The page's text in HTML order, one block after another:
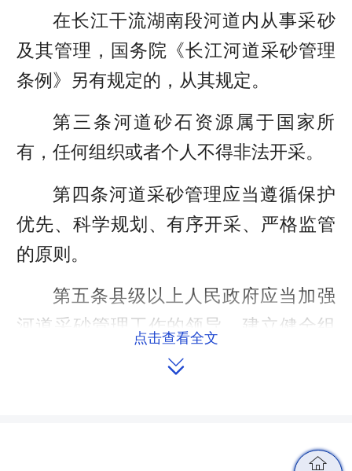
在长江干流湖南段河道内从事采砂
及其管理，国务院《长江河道采砂管理
条例》另有规定的，从其规定。
第三条河道砂石资源属于国家所
有，任何组织或者个人不得非法开采。
第四条河道采砂管理应当遵循保护
优先、科学规划、有序开采、严格监管
的原则。
第五条县级以上人民政府应当加强
河道采砂管理工作的领导，建立健全组
织领导、联合执法和区域合作机制；加
道采砂管理纳入河（湖）长制工作内
点击查看全文
